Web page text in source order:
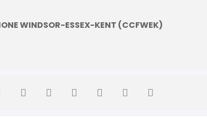
WINDSOR-ESSEX-KENT (CCFWEK)